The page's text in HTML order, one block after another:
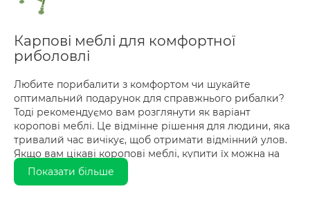
Карпові меблі для комфортної
риболовлі
Любите порибалити з комфортом чи шукайте
оптимальний подарунок для справжнього рибалки?
Тоді рекомендуємо вам розглянути як варіант
коропові меблі. Це відмінне рішення для людини, яка
тривалий час вичікує, щоб отримати відмінний улов.
Якщо вам цікаві коропові меблі, купити їх можна на
веб-сайті інтернет-магазину Unit.
Карпові меблі: що це
Показати більше